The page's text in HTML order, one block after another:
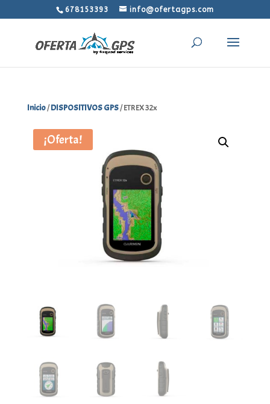
678153393 info@ofertagps.com
Inicio/DISPOSITIVOS GPS/ ETREX 32x
¡Oferta!